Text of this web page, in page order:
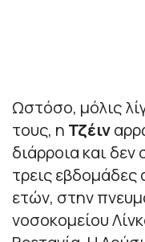
Ωστόσο, μόλις
τους, η Τζέιν
διάρροια και
τρεις εβδομάδες
ετών, στην
νοσοκομείου